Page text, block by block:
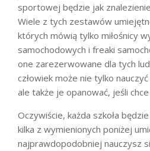
sportowej będzie jak
Wiele z tych zestawów
których mówią tylko miłośnicy
samochodowych i freaki
one zarezerwowane dla tych
człowiek może nie tylko
ale także je opanować, jeśli
Oczywiście, każda szkoła
kilka z wymienionych poniżej
najprawdopodobniej nauczysz